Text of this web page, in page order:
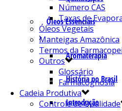
Óleos Essenciais
Aromaterapia
História no Brasil
Introdução
Número CAS
Taxas de
Óleos Vegetais
Manteigas Amazônica
Termos da
Outros
Glossário
Farmacognosia
Cadeia Produtiva
Controle de Qualidade